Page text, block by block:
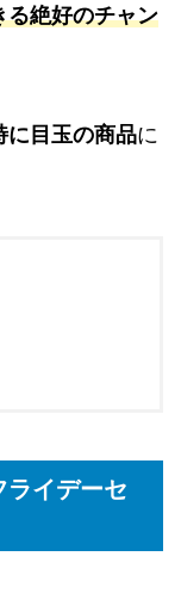
る絶好のチャン
に目玉の商品に
イデーセ